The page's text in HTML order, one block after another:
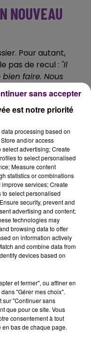
NOUVEAU
Pour autant,
pas de recul : "Il
faire. Nous
des
sont mal passées.
". Pour l’instant,
n’a été évoquée.
lieu. Rappelons
Rabelais a été
: on
d’ici sept ans
précise
est
nouveau collège à
le maire de Blois
janvier dernier et
le Conseil
judicieuse pour
socialeet ce n’est
de la baisse
dans le
est notre priorité
processing based on
and/or access
advertising; Create
to select personalised
Measure content
statistics or combinations
services; Create
select personalised
security, prevent and
advertising and content;
technologies may
browsing data to offer
on information actively
and combine data from
devices based on
et fermer", ou affiner en
"Gérer mes choix".
sur "Continuer sans
que pour ce site. Vous
consentement à tout
bas de chaque page.
sans accepter